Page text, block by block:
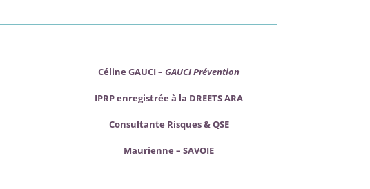
Céline GAUCI –GAUCI Prévention
IPRP enregistrée à la DREETS ARA
Consultante Risques & QSE
Maurienne – SAVOIE